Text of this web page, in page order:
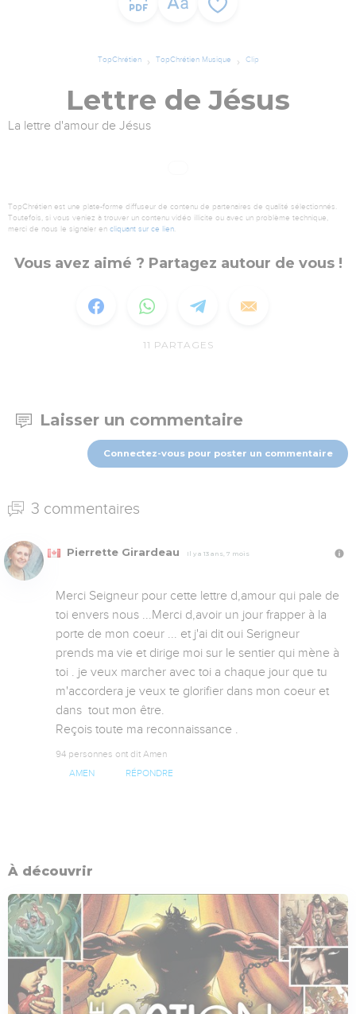
TopChrétien TopChrétien Musique Clip
Lettre de Jésus
La lettre d'amour de Jésus
TopChrétien est une plate-forme diffuseur de contenu de partenaires de qualité sélectionnés.
Toutefois, si vous veniez à trouver un contenu vidéo illicite ou avec un problème technique,
merci de nous le signaler en cliquant sur ce lien.
Vous avez aimé ? Partagez autour de vous !
11 PARTAGES
Laisser un commentaire
Connectez-vous pour poster un commentaire
3 commentaires
Pierrette Girardeau Il y a 13 ans, 7 mois
Merci Seigneur pour cette lettre d,amour qui pale de
toi envers nous ...Merci d,avoir un jour frapper à la
porte de mon coeur ... et j'ai dit oui Serigneur
prends ma vie et dirige moi sur le sentier qui mène à
toi . je veux marcher avec toi a chaque jour que tu
m'accordera je veux te glorifier dans mon coeur et
dans  tout mon être.
Reçois toute ma reconnaissance .
94 personnes ont dit Amen
AMEN RÉPONDRE
À découvrir